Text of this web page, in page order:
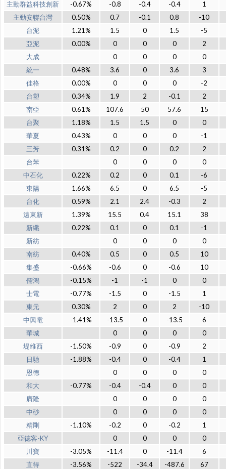
主動群益科技創新 -0.67% -0.8 -0.4 -0.4
1
主動安聯台灣
0.50% 0.7 -0.1 0.8
-10
台泥
1.21% 1.5 0 1.5
-5
亞泥
0.00% 0 0 0
2
大成
0 0 0
0
統一
0.48% 3.6 0 3.6
3
佳格
0.00% 0 0 0
-2
台塑
0.34% 1.9 2 -0.1
2
南亞
0.61% 107.6 50 57.6
15
台聚
1.18% 1.5 1.5 0
0
華夏
0.43% 0 0 0
-1
三芳
0.31% 0.2 0 0.2
2
台苯
0 0 0
0
中石化
0.22% 0.2 0 0.1
-6
東陽
1.66% 6.5 0 6.5
-5
台化
0.59% 2.1 2.4 -0.3
2
遠東新
1.39% 15.5 0.4 15.1
38
新纖
0.22% 0.1 0 0.1
-1
新紡
0 0 0
0
南紡
0.40% 0.5 0 0.5
10
集盛
-0.66% -0.6 0 -0.6
10
儒鴻
-0.15% -1 -1 0
0
士電
-0.77% -1.5 0 -1.5
1
東元
0.30% 2 0 2
-10
中興電
-1.41% -13.5 0 -13.5
6
華城
0 0 0
0
堤維西
-1.50% -0.9 0 -0.9
2
日馳
-1.88% -0.4 0 -0.4
1
恩德
0 0 0
0
和大
-0.77% -0.4 -0.4 0
0
廣隆
0 0 0
0
中砂
0 0 0
0
精剛
-1.10% -0.2 0 -0.2
1
亞德客-KY
0 0 0
0
川寶
-3.05% -11.4 0 -11.4
6
直得
-3.56% -522 -34.4 -487.6
67